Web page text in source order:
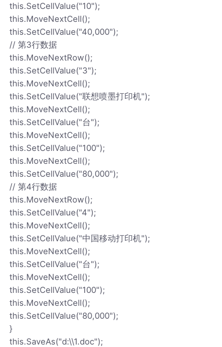
this.SetCellValue("10");
this.MoveNextCell();
this.SetCellValue("40,000");
// 第3行数据
this.MoveNextRow();
this.SetCellValue("3");
this.MoveNextCell();
this.SetCellValue("联想喷墨打印机");
this.MoveNextCell();
this.SetCellValue("台");
this.MoveNextCell();
this.SetCellValue("100");
this.MoveNextCell();
this.SetCellValue("80,000");
// 第4行数据
this.MoveNextRow();
this.SetCellValue("4");
this.MoveNextCell();
this.SetCellValue("中国移动打印机");
this.MoveNextCell();
this.SetCellValue("台");
this.MoveNextCell();
this.SetCellValue("100");
this.MoveNextCell();
this.SetCellValue("80,000");
}
this.SaveAs("d:\\1.doc");